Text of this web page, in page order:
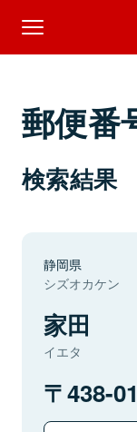
郵便番
検索結果
静岡県
シズオカケン
家田
イエタ
438-